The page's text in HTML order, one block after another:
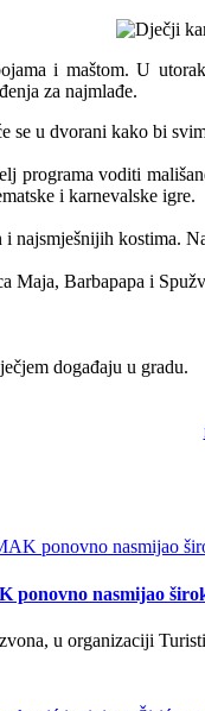
i maštom. U
za najmlađe.
se u dvorani kako bi
programa voditi
i karnevalske igre.
kostima.
Maja, Barbapapa i
događaju u gradu.
ponovno nasmijao
u organizaciji